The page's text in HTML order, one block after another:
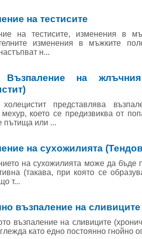
на тестисите
на тестисите, изменения в
изменения в мъжките
н...
Възпаление на
холецистит представлява
което се предизвиква от
пътища или ...
на сухожилията
на сухожилията може да
(такава, при която се
т...
възпаление на сливиците
възпаление на сливиците
като едно постоянно гнойно